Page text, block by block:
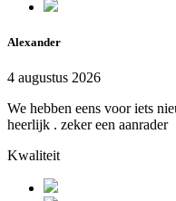
Alexander
4 augustus 2026
We hebben eens voor iets
heerlijk . zeker een aanrader
Kwaliteit